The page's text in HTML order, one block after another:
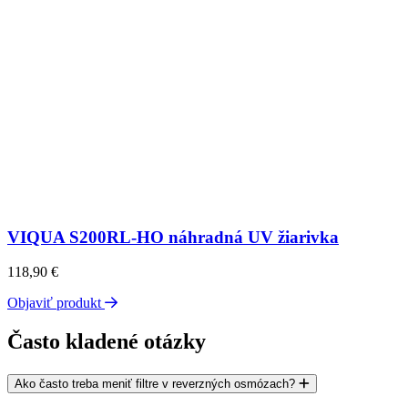
VIQUA S200RL-HO náhradná UV žiarivka
118,90 €
Objaviť produkt
Často kladené otázky
Ako často treba meniť filtre v reverzných osmózach?